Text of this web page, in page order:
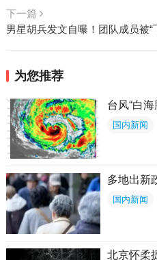
下一篇
男星胡兵发文自曝！团队成员被“
为您推荐
台风“白
国内新闻
多地出新
国内新闻
北京怀柔